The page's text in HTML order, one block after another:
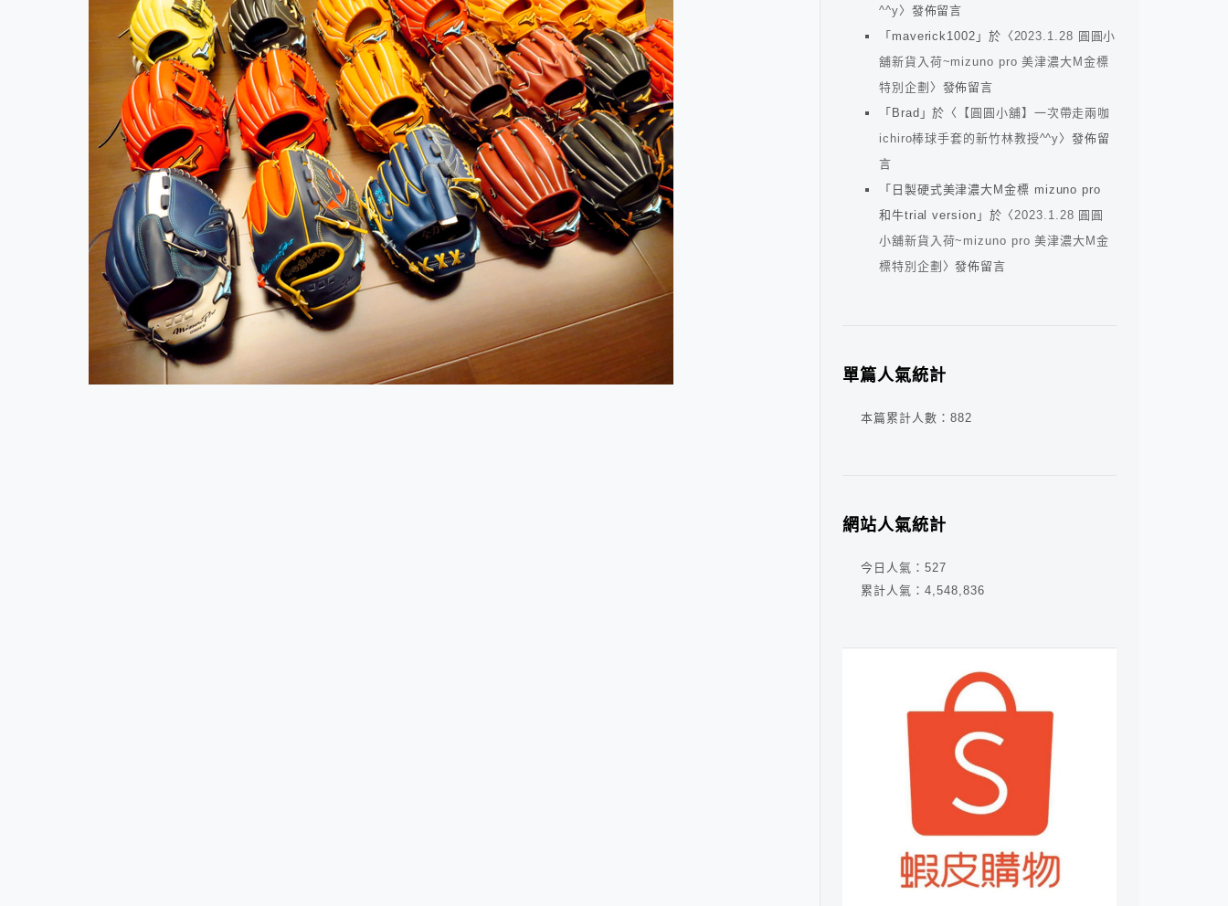
^^y〉發佈留言
「 maverick1002 」於〈2023.1.28 圓圓小
舖新貨入荷~mizuno pro 美津濃大M金標
特別企劃 〉發佈留言
「 Brad 」於〈
【圓圓小舖】一次帶走兩咖
ichiro棒球手套的新竹林教授^^y〉發佈留
言
「 日製硬式美津濃大M金標 mizuno pro
和牛trial version 」於〈2023.1.28 圓圓
小舖新貨入荷~mizuno pro 美津濃大M金
標特別企劃 〉發佈留言
單篇人氣統計
本篇累計人數： 882
網站人氣統計
今日人氣： 527
累計人氣： 4,548,836